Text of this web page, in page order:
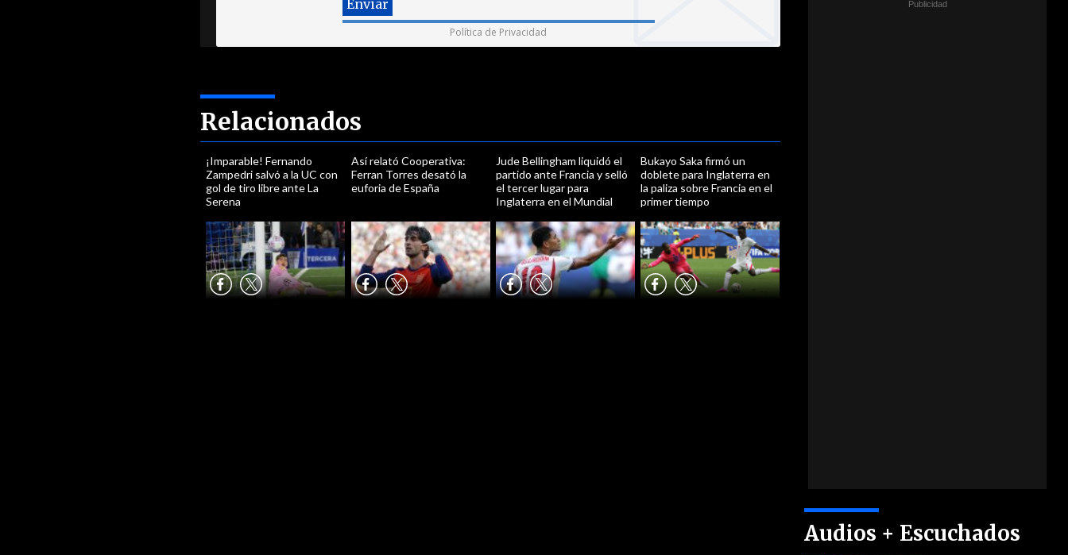
Audios + Escuchados
Política de Privacidad
Relacionados
¡Imparable! Fernando
Zampedri salvó a la UC con
gol de tiro libre ante La
Serena
Así relató Cooperativa:
Ferran Torres desató la
euforia de España
Jude Bellingham liquidó el
partido ante Francia y selló
el tercer lugar para
Inglaterra en el Mundial
Bukayo Saka firmó un
doblete para Inglaterra en
la paliza sobre Francia en el
primer tiempo